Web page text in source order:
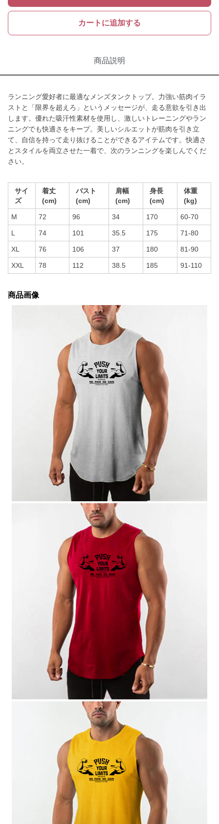
カートに追加する
商品説明
ランニング愛好者に最適なメンズタンクトップ。力強い筋肉イラ
ストと「限界を超えろ」というメッセージが、走る意欲を引き出
します。優れた吸汗性素材を使用し、激しいトレーニングやラン
ニングでも快適さをキープ。美しいシルエットが筋肉を引き立
て、自信を持って走り抜けることができるアイテムです。快適さ
とスタイルを両立させた一着で、次のランニングを楽しんでくだ
さい。
サイ
ズ
着丈
(cm)
バスト
(cm)
肩幅
(cm)
身長
(cm)
体重
(kg)
M 72 96 34 170 60-70
L 74 101 35.5 175 71-80
XL 76 106 37 180 81-90
XXL 78 112 38.5 185 91-110
商品画像